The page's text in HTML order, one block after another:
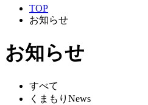
TOP
お知らせ
お知らせ
すべて
くまもりNews